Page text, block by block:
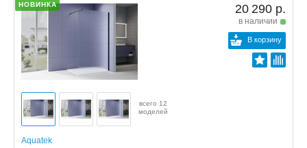
НОВИНКА 20 290 р.
в наличии
В корзину
всего 12
моделей
Aquatek